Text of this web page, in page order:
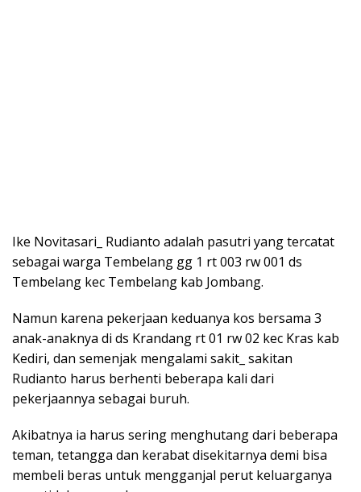
Ike Novitasari_ Rudianto adalah pasutri yang tercatat
sebagai warga Tembelang gg 1 rt 003 rw 001 ds
Tembelang kec Tembelang kab Jombang.
Namun karena pekerjaan keduanya kos bersama 3
anak-anaknya di ds Krandang rt 01 rw 02 kec Kras kab
Kediri, dan semenjak mengalami sakit_ sakitan
Rudianto harus berhenti beberapa kali dari
pekerjaannya sebagai buruh.
Akibatnya ia harus sering menghutang dari beberapa
teman, tetangga dan kerabat disekitarnya demi bisa
membeli beras untuk mengganjal perut keluarganya